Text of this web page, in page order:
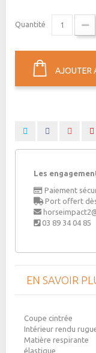
Quantité
AJOUTER
Les
Paiement
Port offert
03 89 34 04 85
EN SAVOIR
Coupe cintrée
Intérieur rendu
Matière respirante
élastique